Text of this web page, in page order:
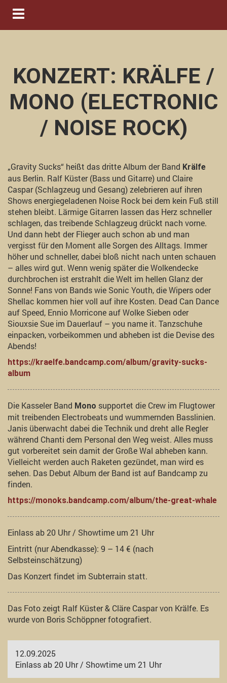
Navigation ein-/ausblenden
KONZERT: KRÄLFE /
MONO (ELECTRONIC
/ NOISE ROCK)
„Gravity Sucks“ heißt das dritte Album der Band Krälfe
aus Berlin. Ralf Küster (Bass und Gitarre) und Claire
Caspar (Schlagzeug und Gesang) zelebrieren auf ihren
Shows energiegeladenen Noise Rock bei dem kein Fuß still
stehen bleibt. Lärmige Gitarren lassen das Herz schneller
schlagen, das treibende Schlagzeug drückt nach vorne.
Und dann hebt der Flieger auch schon ab und man
vergisst für den Moment alle Sorgen des Alltags. Immer
höher und schneller, dabei bloß nicht nach unten schauen
– alles wird gut. Wenn wenig später die Wolkendecke
durchbrochen ist erstrahlt die Welt im hellen Glanz der
Sonne! Fans von Bands wie Sonic Youth, die Wipers oder
Shellac kommen hier voll auf ihre Kosten. Dead Can Dance
auf Speed, Ennio Morricone auf Wolke Sieben oder
Siouxsie Sue im Dauerlauf – you name it. Tanzschuhe
einpacken, vorbeikommen und abheben ist die Devise des
Abends!
https://kraelfe.bandcamp.com/album/gravity-sucks-
album
Die Kasseler Band Mono supportet die Crew im Flugtower
mit treibenden Electrobeats und wummernden Basslinien.
Janis überwacht dabei die Technik und dreht alle Regler
während Chanti dem Personal den Weg weist. Alles muss
gut vorbereitet sein damit der Große Wal abheben kann.
Vielleicht werden auch Raketen gezündet, man wird es
sehen. Das Debut Album der Band ist auf Bandcamp zu
finden.
https://monoks.bandcamp.com/album/the-great-whale
Einlass ab 20 Uhr / Showtime um 21 Uhr
Eintritt (nur Abendkasse): 9 – 14 € (nach
Selbsteinschätzung)
Das Konzert findet im Subterrain statt.
Das Foto zeigt Ralf Küster & Cläre Caspar von Krälfe. Es
wurde von Boris Schöppner fotografiert.
12.09.2025
Einlass ab 20 Uhr / Showtime um 21 Uhr